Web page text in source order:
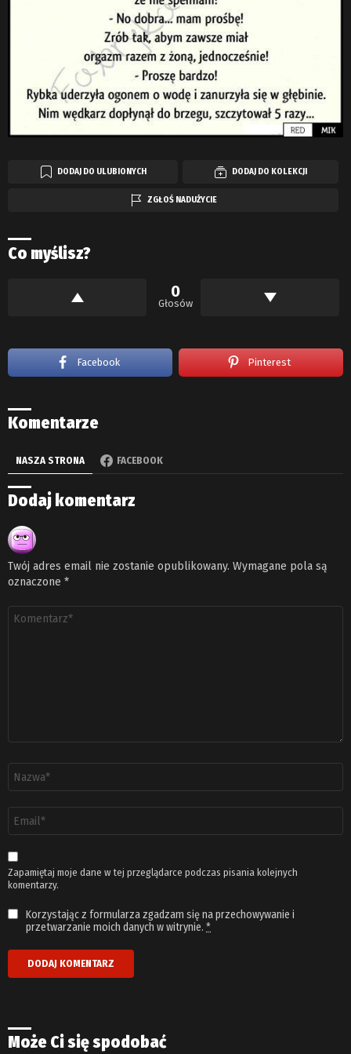
DODAJ DO ULUBIONYCH DODAJ DO KOLEKCJI
ZGŁOŚ NADUŻYCIE
Co myślisz?
0
Głosów
Facebook Pinterest
Komentarze
NASZA STRONA FACEBOOK
Dodaj komentarz
Twój adres email nie zostanie opublikowany. Wymagane pola są
oznaczone *
Komentarz
email
*
Zapamiętaj moje dane w tej przeglądarce podczas pisania kolejnych
komentarzy.
Korzystając z formularza zgadzam się na przechowywanie i
przetwarzanie moich danych w witrynie. *
Może Ci się spodobać